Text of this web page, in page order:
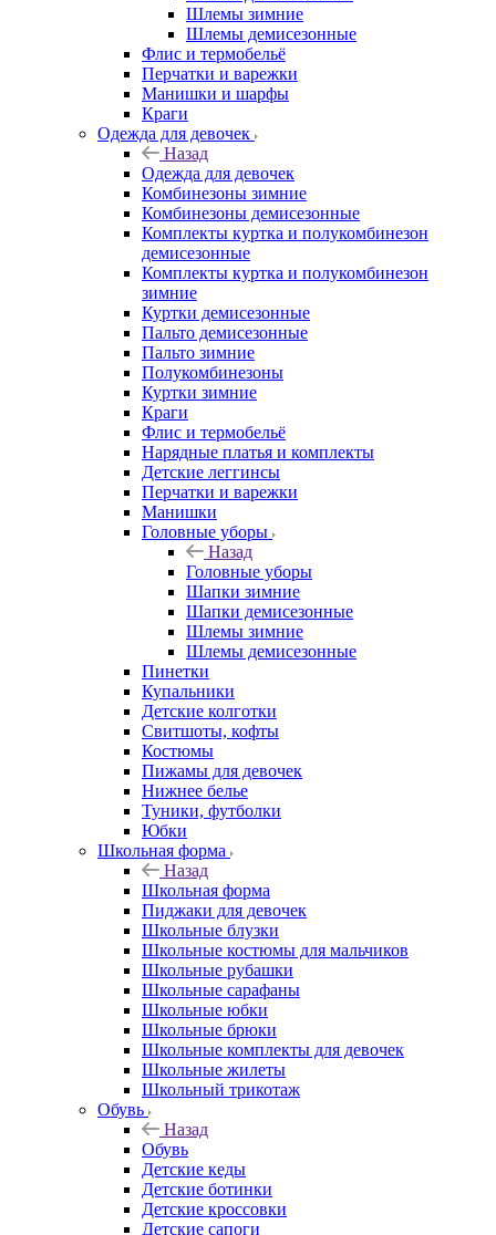
Шлемы зимние
Шлемы демисезонные
Флис и термобельё
Перчатки и варежки
Манишки и шарфы
Краги
Одежда для девочек
Назад
Одежда для девочек
Комбинезоны зимние
Комбинезоны демисезонные
Комплекты куртка и полукомбинезон
демисезонные
Комплекты куртка и полукомбинезон
зимние
Куртки демисезонные
Пальто демисезонные
Пальто зимние
Полукомбинезоны
Куртки зимние
Краги
Флис и термобельё
Нарядные платья и комплекты
Детские леггинсы
Перчатки и варежки
Манишки
Головные уборы
Назад
Головные уборы
Шапки зимние
Шапки демисезонные
Шлемы зимние
Шлемы демисезонные
Пинетки
Купальники
Детские колготки
Свитшоты, кофты
Костюмы
Пижамы для девочек
Нижнее белье
Туники, футболки
Юбки
Школьная форма
Назад
Школьная форма
Пиджаки для девочек
Школьные блузки
Школьные костюмы для мальчиков
Школьные рубашки
Школьные сарафаны
Школьные юбки
Школьные брюки
Школьные комплекты для девочек
Школьные жилеты
Школьный трикотаж
Обувь
Назад
Обувь
Детские кеды
Детские ботинки
Детские кроссовки
Детские сапоги